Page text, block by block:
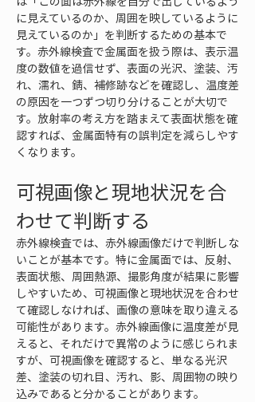
に見えているのか、周囲を映しているように
見えているのか」を判断するための基本で
す。赤外線検査で金属面を扱う際は、表示温
度の数値を過信せず、表面の光沢、塗装、汚
れ、濡れ、錆、補修跡などを確認し、温度差
の原因を一つずつ切り分けることが大切で
す。放射率の考え方を踏まえて表面状態を確
認すれば、金属面特有の誤判定を減らしやす
くなります。
可視画像と現地状況を合
わせて判断する
赤外線検査では、赤外線画像だけで判断しな
いことが基本です。特に金属面では、反射、
表面状態、周囲熱源、撮影角度が結果に影響
しやすいため、可視画像と現地状況を合わせ
て確認しなければ、画像の意味を取り違える
可能性があります。赤外線画像に温度差が見
えると、それだけで異常のように感じられま
すが、可視画像を確認すると、単なる光沢
差、塗装の切れ目、汚れ、影、周囲物の映り
込みであると分かることがあります。